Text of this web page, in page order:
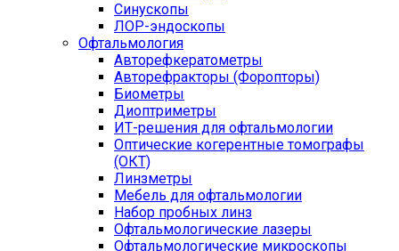
Синускопы
ЛОР-эндоскопы
Офтальмология
Авторефкератометры
Авторефракторы (Форопторы)
Биометры
Диоптриметры
ИТ-решения для офтальмологии
Оптические когерентные томографы
(ОКТ)
Линзметры
Мебель для офтальмологии
Набор пробных линз
Офтальмологические лазеры
Офтальмологические микроскопы